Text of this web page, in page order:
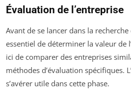
Évaluation de l’entreprise
Avant de se lancer dans la
essentiel de déterminer la valeur de
ici de comparer des entreprises
méthodes d’évaluation spécifiques.
s’avérer utile dans cette phase.